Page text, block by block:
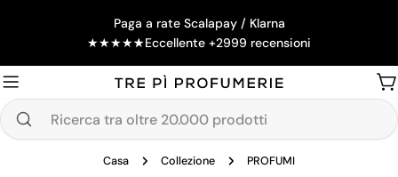
Paga a rate Scalapay / Klarna
★★★★★Eccellente +2999 recensioni
Ricerca
Casa Collezione PROFUMI